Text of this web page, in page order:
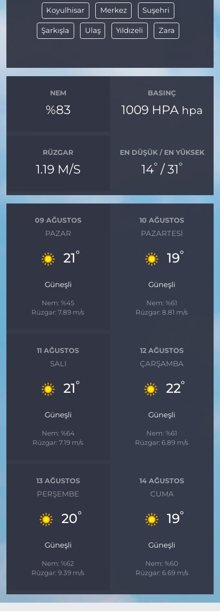
Koyulhisar Merkez Suşehri
Şarkışla Ulaş Yıldızeli Zara
NEM
%83
BASINÇ
1009 HPA hpa
RÜZGAR
1.19 M/S
EN DÜŞÜK / EN YÜKSEK
14° / 31°
09 AĞUSTOS
PAZAR
21°
Güneşli
Nem: %45
Rüzgar: 7.89 m/s
10 AĞUSTOS
PAZARTESI
19°
Güneşli
Nem: %61
Rüzgar: 8.81 m/s
11 AĞUSTOS
SALI
21°
Güneşli
Nem: %64
Rüzgar: 7.19 m/s
12 AĞUSTOS
ÇARŞAMBA
22°
Güneşli
Nem: %61
Rüzgar: 6.89 m/s
13 AĞUSTOS
PERŞEMBE
20°
Güneşli
Nem: %62
Rüzgar: 9.39 m/s
14 AĞUSTOS
CUMA
19°
Güneşli
Nem: %60
Rüzgar: 6.69 m/s